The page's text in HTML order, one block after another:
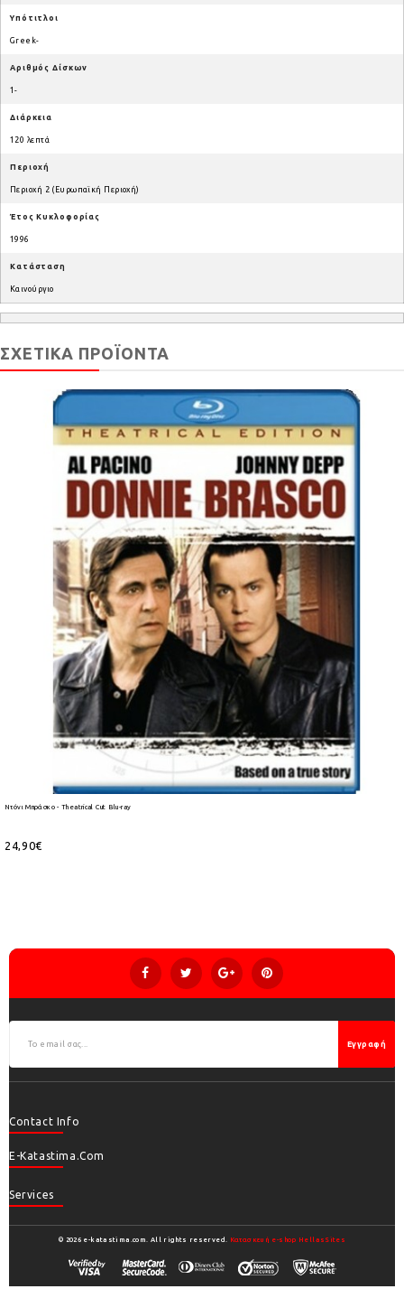
Υπότιτλοι
Greek-
Αριθμός Δίσκων
1-
Διάρκεια
120 λεπτά
Περιοχή
Περιοχή 2 (Ευρωπαϊκή Περιοχή)
Έτος Κυκλοφορίας
1996
Κατάσταση
Καινούργιο
ΣΧΕΤΙΚΆ ΠΡΟΪΌΝΤΑ
Ντόνι Μπράσκο - Theatrical Cut Blu-ray
24,90€
Εγγραφή
Contact Info
E-Katastima.com
Services
© 2026 e-katastima.com. All rights reserved. Κατασκευή e-shop HellasSites